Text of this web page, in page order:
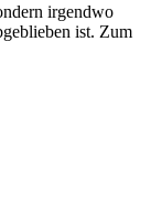
irgendwo
ist. Zum